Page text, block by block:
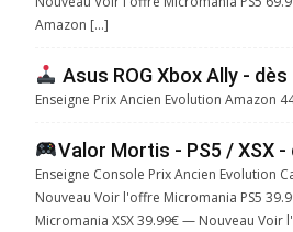
Amazon […]
Asus ROG Xbox Ally - dès
Enseigne Prix Ancien Evolution Amazon
Valor Mortis - PS5 / XSX -
Enseigne Console Prix Ancien Evolution
Nouveau Voir l'offre Micromania PS5
Micromania XSX 39.99€ — Nouveau Voir